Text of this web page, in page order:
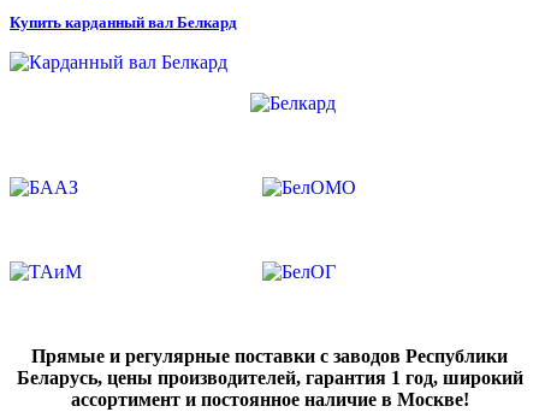
Купить карданный вал Белкард
Прямые и регулярные поставки с заводов Республики
Беларусь, цены производителей, гарантия 1 год, широкий
ассортимент и постоянное наличие в Москве!